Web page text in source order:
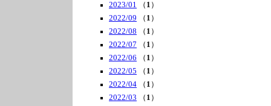
2023/01 （ 1 ）
2022/09 （ 1 ）
2022/08 （ 1 ）
2022/07 （ 1 ）
2022/06 （ 1 ）
2022/05 （ 1 ）
2022/04 （ 1 ）
2022/03 （ 1 ）